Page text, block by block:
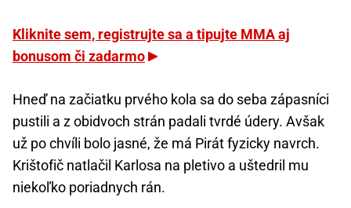
Kliknite sem, registrujte sa a tipujte MMA aj
bonusom či zadarmo
Hneď na začiatku prvého kola sa do seba zápasníci
pustili a z obidvoch strán padali tvrdé údery. Avšak
už po chvíli bolo jasné, že má Pirát fyzicky navrch.
Krištofič natlačil Karlosa na pletivo a uštedril mu
niekoľko poriadnych rán.